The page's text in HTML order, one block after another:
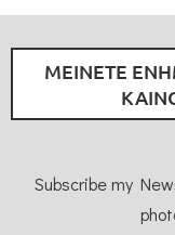
ΜΕΙΝΕΤΕ
Subscribe my